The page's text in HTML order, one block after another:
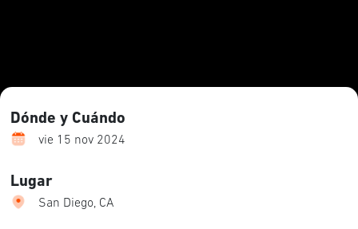
Dónde y Cuándo
vie 15 nov 2024
Lugar
San Diego, CA